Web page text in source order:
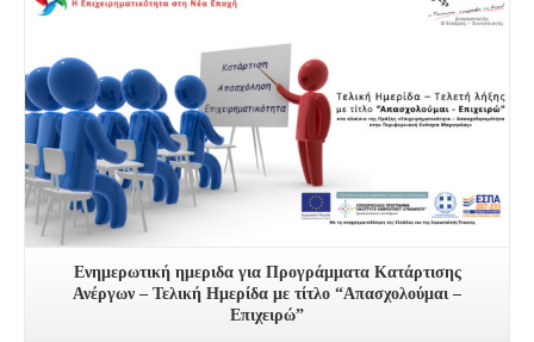
Ενημερωτική ημεριδα για Προγράμματα Κατάρτισης
Ανέργων – Τελική Ημερίδα με τίτλο “Απασχολούμαι –
Επιχειρώ”